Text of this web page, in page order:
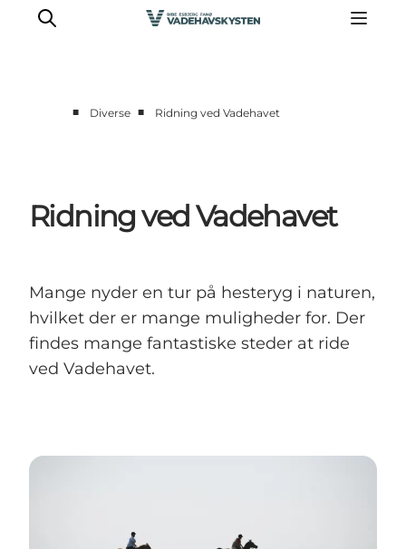
Oplev Fanø
Oplev Mandø
Det Sker
■ Diverse ■ Ridning ved Vadehavet
Ridning ved Vadehavet
Mange nyder en tur på hesteryg i naturen,
hvilket der er mange muligheder for. Der
findes mange fantastiske steder at ride
ved Vadehavet.